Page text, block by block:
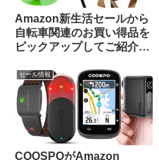
Amazon新生活セールから
自転車関連のお買い得品を
ピックアップしてご紹介し
セール情報
COOSPOがAmazon